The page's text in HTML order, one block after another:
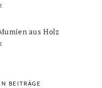
aus Holz
BEITRÄGE